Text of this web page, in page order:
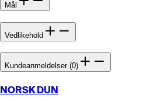
Mål
Vedlikehold
Kundeanmeldelser (0)
NORSK DUN